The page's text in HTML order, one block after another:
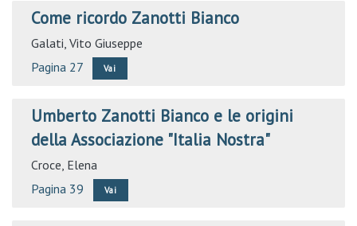
Come ricordo Zanotti Bianco
Galati, Vito Giuseppe
Pagina 27
Vai
Umberto Zanotti Bianco e le origini
della Associazione "Italia Nostra"
Croce, Elena
Pagina 39
Vai